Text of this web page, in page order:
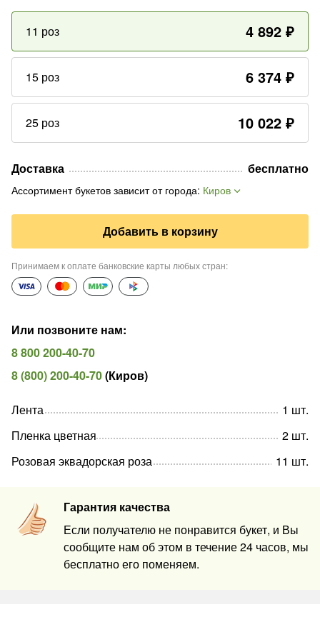
11 роз 4 892 ₽
15 роз 6 374 ₽
25 роз 10 022 ₽
Доставка бесплатно
Ассортимент букетов зависит от города: Киров
Добавить в корзину
Принимаем к оплате банковские карты любых стран:
Или позвоните нам:
8 800 200-40-70
8 (800) 200-40-70(Киров)
Гарантия качества
Если получателю не понравится букет, и Вы
сообщите нам об этом в течение 24 часов, мы
бесплатно его поменяем.
Лента 1 шт.
Пленка цветная
2 шт.
Розовая эквадорская роза
11 шт.